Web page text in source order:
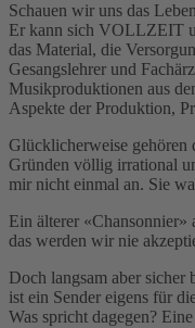
Schauen wir uns das
Er kann sich VOLLZEIT
das Material, die
Gesangslehrer und
Musikproduktionen aus
Aspekte der Produktion,
Glücklicherweise gehören
Gründen völlig irrational
mir nicht einmal an. Sie
Ein älterer
das werden wir nie
Doch langsam aber sicher
ist ein Sender eigens für
Was spricht dagegen?